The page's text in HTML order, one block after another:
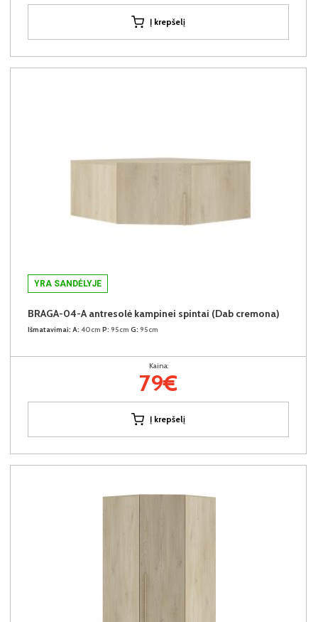
Į krepšelį
YRA SANDĖLYJE
BRAGA-04-A antresolė kampinei spintai (Dab cremona)
Išmatavimai: A: 40cm P: 95cm G: 95cm
Kaina:
79€
Į krepšelį